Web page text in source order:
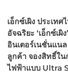
เอ็กซ์เผิง ประเท
อัจฉริยะ ‘เอ็กซ์เ
อินเตอร์เนชั่นแน
ลูกค้า จองสิทธิ์ใน
ไฟฟ้าแบบ Ultra